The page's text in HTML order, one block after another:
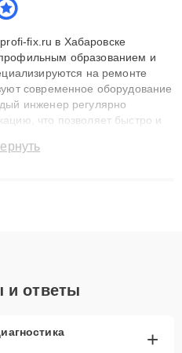
fix.ru в Хабаровске
образованием и
на ремонте
современное оборудование
инженер регулярно
что позволяет быстро и
Наши мастера решают
и ответы
+